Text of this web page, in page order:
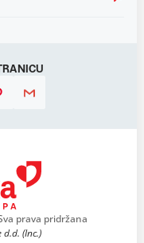
prava pridržana
(Inc.)